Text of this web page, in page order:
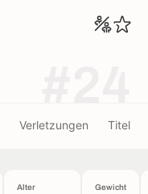
Verletzungen Titel
Alter Gewicht